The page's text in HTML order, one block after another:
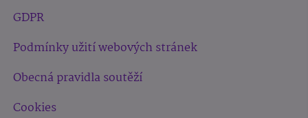
GDPR
Podmínky užití webových stránek
Obecná pravidla soutěží
Cookies